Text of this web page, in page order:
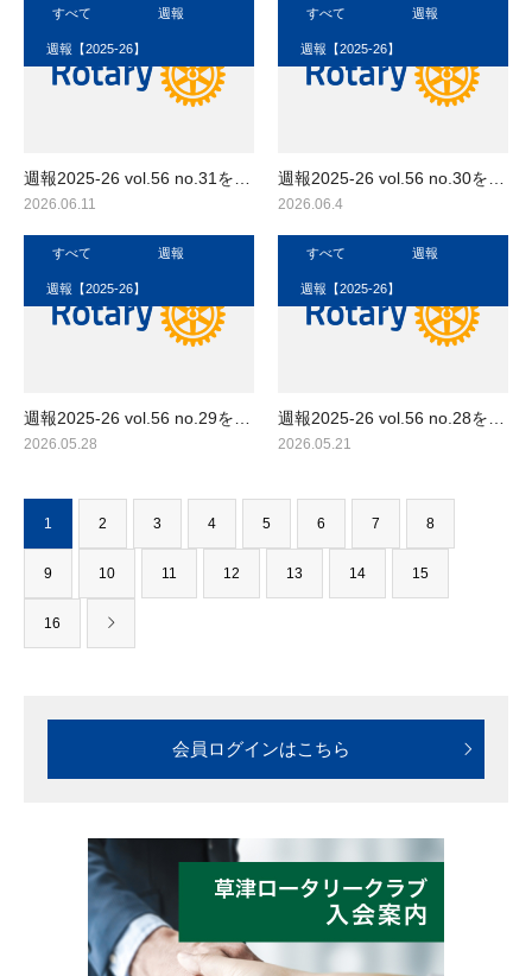
週報2025-26 vol.56 no.31を…
2026.06.11
すべて 週報
週報【2025-26】
週報2025-26 vol.56 no.30を…
2026.06.4
すべて 週報
週報【2025-26】
週報2025-26 vol.56 no.29を…
2026.05.28
すべて 週報
週報【2025-26】
週報2025-26 vol.56 no.28を…
2026.05.21
すべて 週報
週報【2025-26】
1 2 3 4 5 6 7 8
9 10 11 12 13 14 15
16
会員ログインはこちら